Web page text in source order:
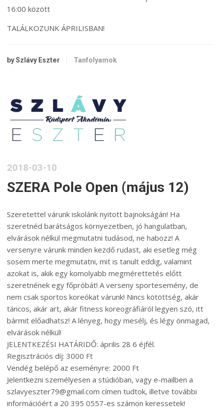
16:00 között
TALÁLKOZUNK ÁPRILISBAN!
by Szlávy Eszter Tanfolyamok
2018-03-10
SZERA Pole Open (május 12)
Szeretettel várunk iskolánk nyitott bajnokságán! Ha
szeretnéd barátságos környezetben, jó hangulatban,
elvárások nélkül megmutatni tudásod, ne habozz! A
versenyre várunk minden kezdő rudast, aki esetleg még
sosem merte megmutatni, mit is tanult eddig, valamint
azokat is, akik egy komolyabb megmérettetés előtt
szeretnének egy főpróbát! A verseny sportesemény, de
nem csak sportos koreókat várunk! Nincs kötöttség, akár
táncos, akár art, akár fitness koreográfiáról legyen szó, itt
bármit előadhatsz! A lényeg, hogy mesélj, és légy önmagad,
elvárások nélkül!
JELENTKEZÉSI HATÁRIDŐ: április 28 6 éjfél.
Regisztrációs díj: 3000 Ft
Vendég belépő az eseményre: 2000 Ft
Jelentkezni személyesen a stúdióban, vagy e-mailben a
szlavyeszter79@gmail.com címen tudtok, illetve további
információért a 20 395 0557-es számon keressetek!